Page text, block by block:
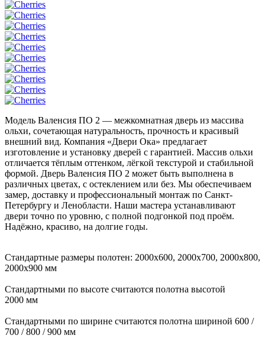
Модель Валенсия ПО 2 — межкомнатная дверь из массива
ольхи, сочетающая натуральность, прочность и красивый
внешний вид. Компания «Двери Ока» предлагает
изготовление и установку дверей с гарантией. Массив ольхи
отличается тёплым оттенком, лёгкой текстурой и стабильной
формой. Дверь Валенсия ПО 2 может быть выполнена в
различных цветах, с остеклением или без. Мы обеспечиваем
замер, доставку и профессиональный монтаж по Санкт-
Петербургу и Ленобласти. Наши мастера устанавливают
двери точно по уровню, с полной подгонкой под проём.
Надёжно, красиво, на долгие годы.
Стандартные размеры полотен: 2000x600, 2000x700, 2000x800,
2000x900 мм
Стандартными по высоте считаются полотна высотой
2000 мм
Стандартными по ширине считаются полотна шириной 600 /
700 / 800 / 900 мм